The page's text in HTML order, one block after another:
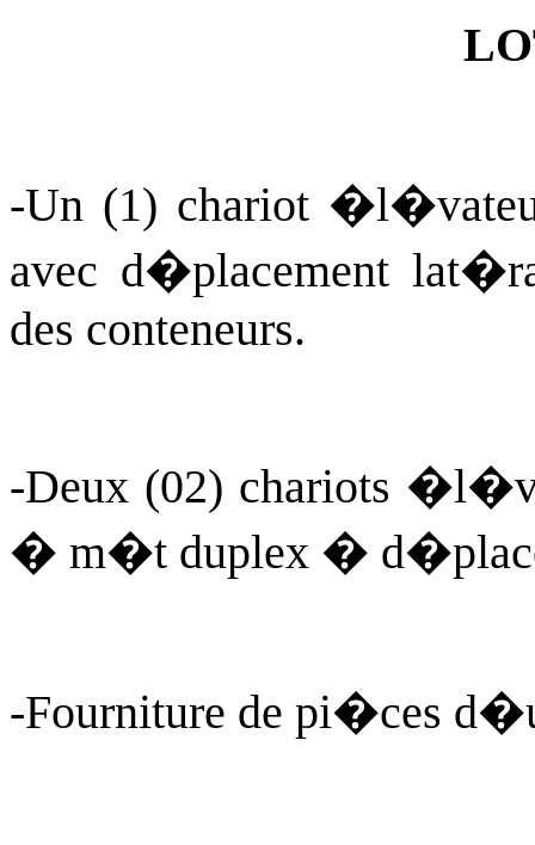
-Un (1) chariot
avec d�placement
des conteneurs.
-Deux (02) chariots
� m�t duplex �
-Fourniture de pi�ces